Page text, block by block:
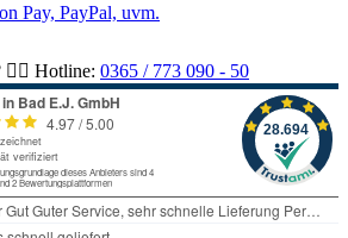
Pay, PayPal, uvm.
Hotline: 0365 / 773 090 - 50